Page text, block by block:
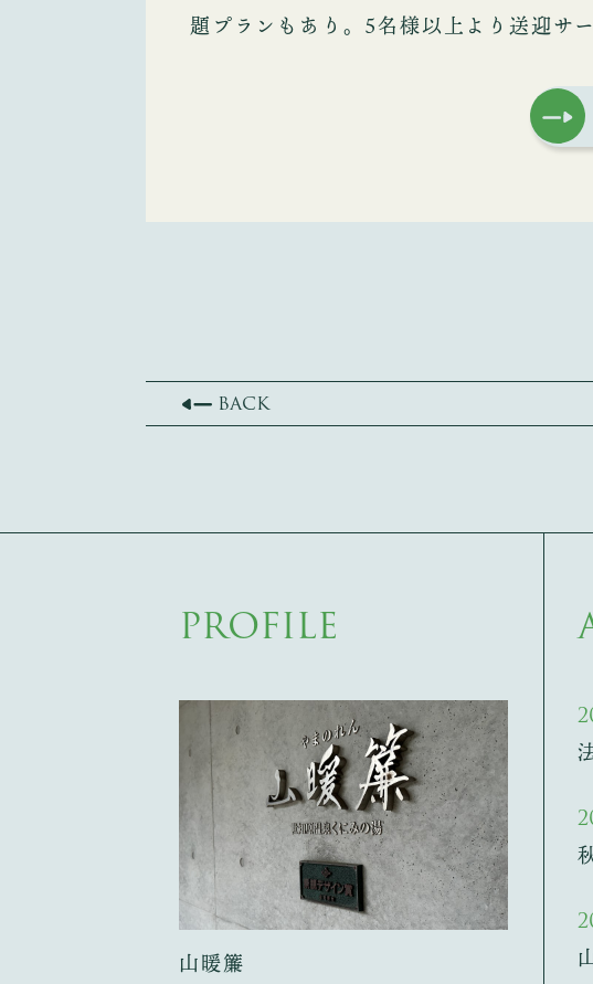
題プランもあり。5名様以上より送迎サ
BACK
PROFILE
山暖簾